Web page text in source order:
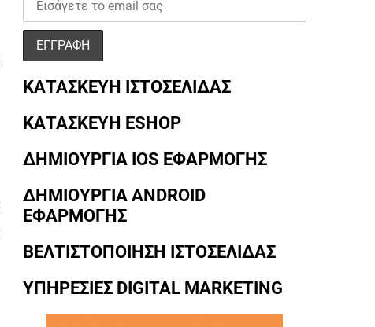
ΚΑΤΑΣΚΕΥΗ ΙΣΤΟΣΕΛΙΔΑΣ
ΚΑΤΑΣΚΕΥΗ ESHOP
ΔΗΜΙΟΥΡΓΙΑ IOS ΕΦΑΡΜΟΓΗΣ
ΔΗΜΙΟΥΡΓΙΑ ANDROID
ΕΦΑΡΜΟΓΗΣ
ΒΕΛΤΙΣΤΟΠΟΙΗΣΗ ΙΣΤΟΣΕΛΙΔΑΣ
ΥΠΗΡΕΣΙΕΣ DIGITAL MARKETING